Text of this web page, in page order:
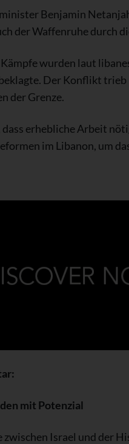
Benjamin
der Waffenruhe durch
wurden laut
Der Konflikt
der Grenze.
erhebliche Arbeit
im Libanon, um
mit Potenzial
zwischen Israel und der